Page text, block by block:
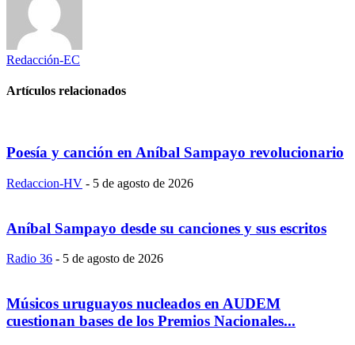
Redacción-EC
Artículos relacionados
Poesía y canción en Aníbal Sampayo revolucionario
Redaccion-HV - 5 de agosto de 2026
Aníbal Sampayo desde su canciones y sus escritos
Radio 36 - 5 de agosto de 2026
Músicos uruguayos nucleados en AUDEM
cuestionan bases de los Premios Nacionales...